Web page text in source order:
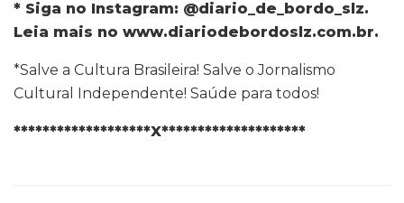
* Siga no Instagram: @diario_de_bordo_slz.
Leia mais no www.diariodebordoslz.com.br.
*Salve a Cultura Brasileira! Salve o Jornalismo
Cultural Independente! Saúde para todos!
*******************X********************